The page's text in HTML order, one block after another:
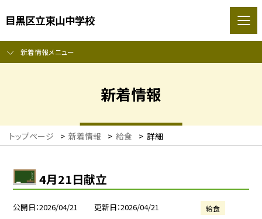
目黒区立東山中学校
新着情報メニュー
新着情報
トップページ > 新着情報 > 給食 > 詳細
4月21日献立
公開日 2026/04/21 更新日 2026/04/21 給食